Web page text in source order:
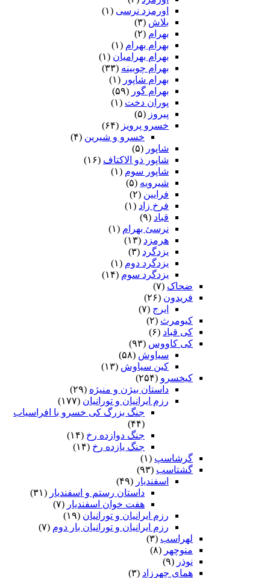
اورمزد نرسى‏ (۱)
بلاش (۳)
بهرام (۲)
بهرام بهرام (۱)
بهرام بهرامیان‏ (۱)
بهرام چوبینه (۳۳)
بهرام شاپور (۱)
بهرام گور (۵۹)
پوران دخت (۱)
پیروز (۵)
خسرو پرویز (۶۴)
خسرو و شیرین (۴)
شاپور (۵)
شاپور ذو الاکتاف (۱۶)
شاپور سوم‏ (۱)
شیرویه (۵)
فرایین (۲)
فرخ زاد (۱)
قباد (۹)
نرسئ بهرام‏ (۱)
هرمزد (۱۳)
یزدگرد (۳)
یزدگرد دوم (۱)
یزدگرد سوم (۱۴)
ضحاک (۷)
فریدون (۲۶)
ایرج (۷)
کیومرث (۲)
کی قباد (۶)
کی کاووس (۹۳)
سیاوش (۵۸)
کین سیاوش (۱۳)
کیخسرو (۲۵۴)
داستان بیژن و منیژه (۲۹)
رزم ایرانیان و تورانیان (۱۷۷)
جنگ بزرگ کی خسرو با افراسیاب
(۴۴)
جنگ دوازده رخ (۱۴)
جنگ یازده رخ (۱۴)
گرشاسپ (۱)
گشتاسب (۹۳)
اسفندیار (۴۹)
داستان رستم و اسفندیار (۳۱)
هفت خوان اسفندیار (۷)
رزم ایرانیان و تورانیان (۱۹)
رزم ایرانیان و تورانیان بار دوم (۷)
لهراسب (۳)
منوچهر (۸)
نوذر (۹)
هماى چهرزاد (۳)